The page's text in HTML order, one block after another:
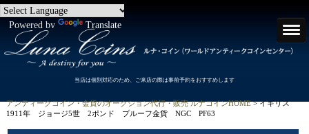
Powered by Translate
当店は個別対応のため、ご来店の際は事前予約をおすすめします
アンティークコイン・金貨のオークション代行・販売 ルナコインHOME> イギリス
1911年 ジョージ5世 2ポンド プルーフ金貨 NGC PF63